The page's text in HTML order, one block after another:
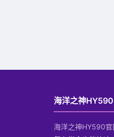
海洋之神
海洋之神HY590